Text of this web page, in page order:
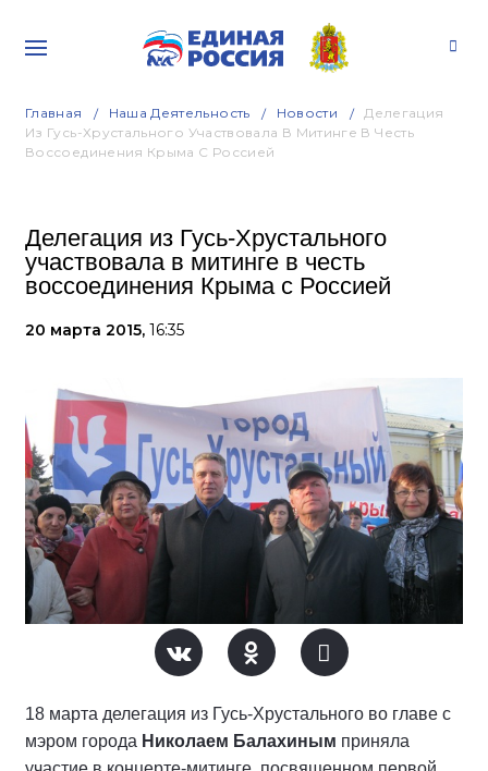
Главная Наша Деятельность Новости
Делегация
Из Гусь-Хрустального Участвовала В Митинге В Честь
Воссоединения Крыма С Россией
Делегация из Гусь-Хрустального
участвовала в митинге в честь
воссоединения Крыма с Россией
20 марта 2015, 16:35
18 марта делегация из Гусь-Хрустального во главе с
мэром города Николаем Балахиным приняла